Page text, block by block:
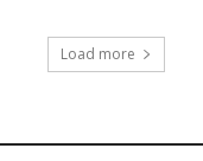
Load more